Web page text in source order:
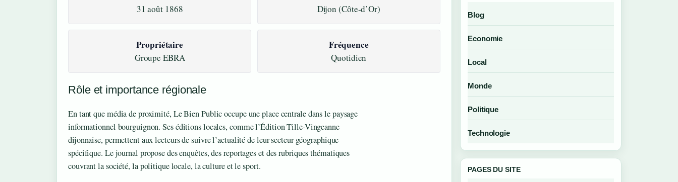
31 août 1868 Dijon (Côte-d’Or)
Propriétaire
Groupe EBRA
Fréquence
Quotidien
Rôle et importance régionale
En tant que média de proximité, Le Bien Public occupe une place centrale dans le paysage
informationnel bourguignon. Ses éditions locales, comme l’Édition Tille-Vingeanne
dijonnaise, permettent aux lecteurs de suivre l’actualité de leur secteur géographique
spécifique. Le journal propose des enquêtes, des reportages et des rubriques thématiques
couvrant la société, la politique locale, la culture et le sport.
Blog
Economie
Local
Monde
Politique
Technologie
PAGES DU SITE